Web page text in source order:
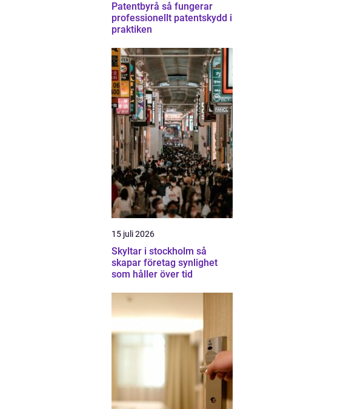
Patentbyrå så fungerar
professionellt patentskydd i
praktiken
15 juli 2026
Skyltar i stockholm så
skapar företag synlighet
som håller över tid